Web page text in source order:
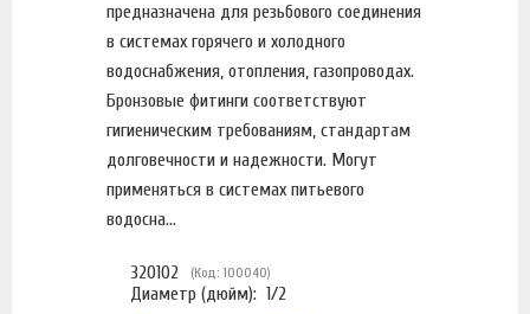
предназначена для резьбового соединения
в системах горячего и холодного
водоснабжения, отопления, газопроводах.
Бронзовые фитинги соответствуют
гигиеническим требованиям, стандартам
долговечности и надежности. Могут
применяться в системах питьевого
водосна...
320102 (Код: 100040)
Диаметр (дюйм): 1/2